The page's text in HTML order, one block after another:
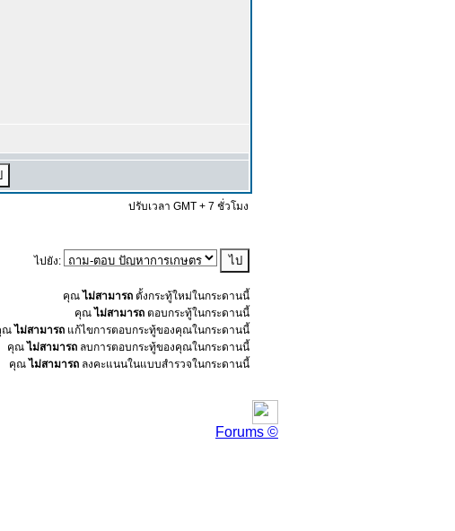
ปรับเวลา GMT + 7 ชั่วโมง
ไปยัง:
คุณ ไม่สามารถ ตั้งกระทู้ใหม่ในกระดานนี้
คุณ ไม่สามารถ ตอบกระทู้ในกระดานนี้
ณ ไม่สามารถ แก้ไขการตอบกระทู้ของคุณในกระดานนี้
คุณ ไม่สามารถ ลบการตอบกระทู้ของคุณในกระดานนี้
คุณ ไม่สามารถ ลงคะแนนในแบบสำรวจในกระดานนี้
Forums ©